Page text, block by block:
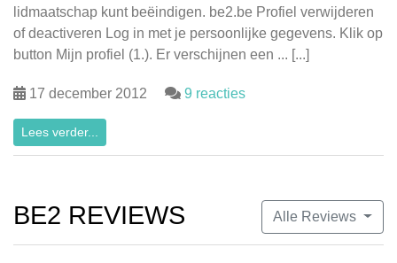
lidmaatschap kunt beëindigen. be2.be Profiel verwijderen
of deactiveren Log in met je persoonlijke gegevens. Klik op
button Mijn profiel (1.). Er verschijnen een ... [...]
17 december 2012 9 reacties
Lees verder...
Alle Reviews
BE2 REVIEWS